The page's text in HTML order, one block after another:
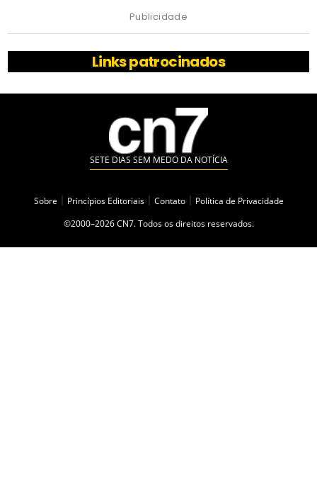
Publicidade
Links patrocinados
SETE DIAS SEM MEDO DA NOTÍCIA
Sobre Princípios Editoriais Contato
Política de Privacidade
©2000–2026 CN7. Todos os direitos reservados.